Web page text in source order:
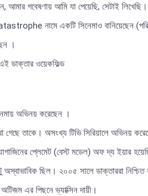
গবেষণায় আমি যা পেয়েছি, সেটাই লিখেছি।
নামে একটি সিনেমাও বানিয়েছেন
।
ডাক্তার ওয়েকফিল্ড
অভিনয় করেছেন ।
গেছে তাকে। অসংখ্য টিভি সিরিয়ালে অভিনয়
প্লেমেট (বেস্ট মডেল) অফ দ্য ইয়ার
ছিল। ২০০৫ সালে ডাক্তাররা নিশ্চিত
এর পিছনে ভ্যাক্সিন দায়ী।